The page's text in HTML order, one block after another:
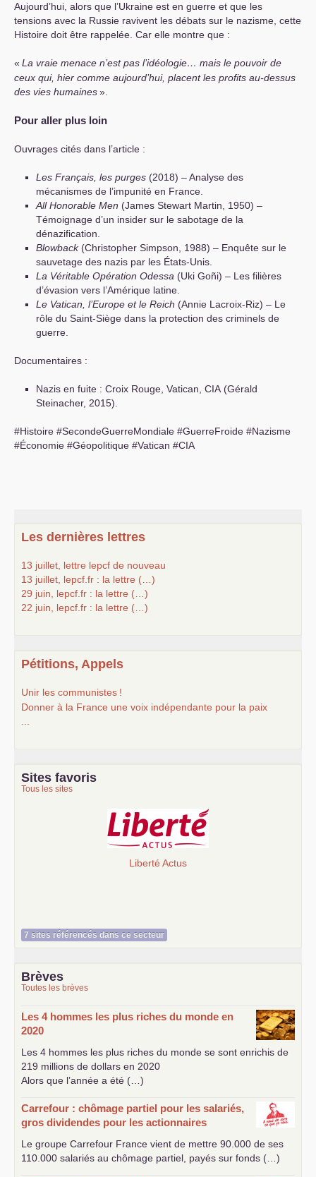
Aujourd’hui, alors que l’Ukraine est en guerre et que les
tensions avec la Russie ravivent les débats sur le nazisme, cette
Histoire doit être rappelée. Car elle montre que :
« La vraie menace n’est pas l’idéologie… mais le pouvoir de
ceux qui, hier comme aujourd’hui, placent les profits au-dessus
des vies humaines».
Pour aller plus loin
Ouvrages cités dans l’article :
Les Français, les purges (2018) – Analyse des
mécanismes de l’impunité en France.
All Honorable Men (James Stewart Martin, 1950) –
Témoignage d’un insider sur le sabotage de la
dénazification.
Blowback(Christopher Simpson, 1988) – Enquête sur le
sauvetage des nazis par les États-Unis.
La Véritable Opération Odessa (Uki Goñi) – Les filières
d’évasion vers l’Amérique latine.
Le Vatican, l’Europe et le Reich (Annie Lacroix-Riz) – Le
rôle du Saint-Siège dans la protection des criminels de
guerre.
Documentaires :
Nazis en fuite : Croix Rouge, Vatican, CIA (Gérald
Steinacher, 2015).
#Histoire #SecondeGuerreMondiale #GuerreFroide #Nazisme
#Économie #Géopolitique #Vatican #CIA
Les dernières lettres
13 juillet, lettre lepcf de nouveau
13 juillet, lepcf.fr : la lettre (…)
29 juin, lepcf.fr : la lettre (…)
22 juin, lepcf.fr : la lettre (…)
Pétitions, Appels
Unir les communistes !
Donner à la France une voix indépendante pour la paix
Sites favoris
Tous les sites
Liberté Actus
7 sites référencés dans ce secteur
Brèves
Toutes les brèves
Les 4 hommes les plus riches du monde en
2020
Les 4 hommes les plus riches du monde se sont enrichis de
219 millions de dollars en 2020
Alors que l’année a été (…)
Carrefour : chômage partiel pour les salariés,
gros dividendes pour les actionnaires
Le groupe Carrefour France vient de mettre 90.000 de ses
110.000 salariés au chômage partiel, payés sur fonds (…)